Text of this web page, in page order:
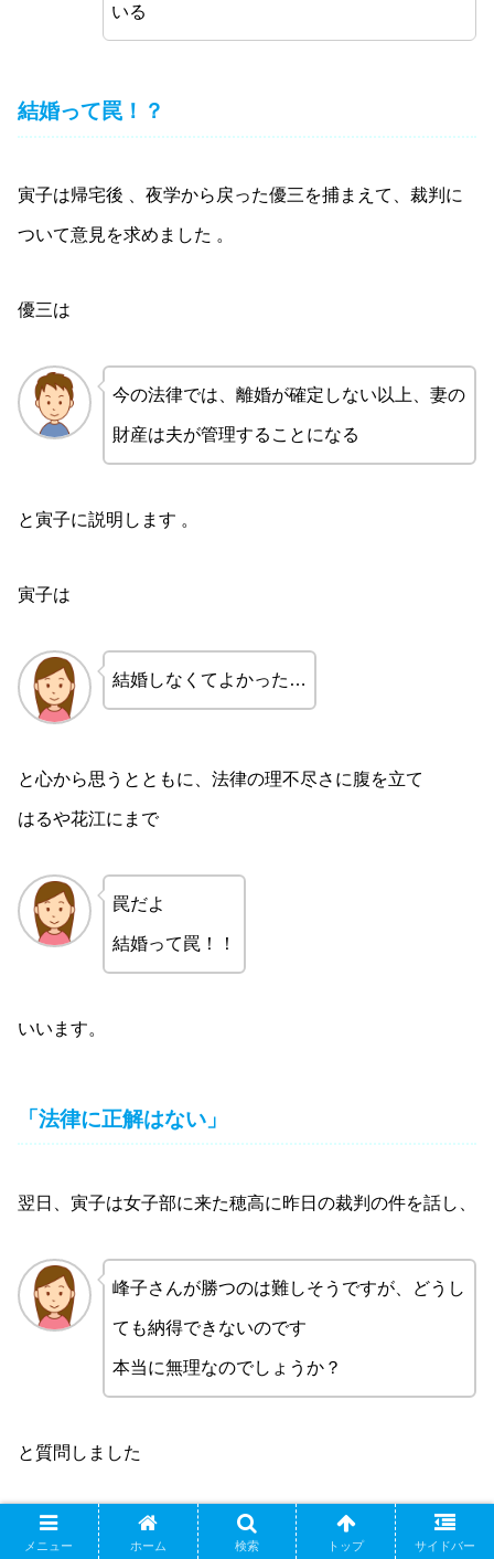
いる
結婚って罠！？
寅子は帰宅後 、夜学から戻った優三を捕まえて、裁判に
ついて意見を求めました 。
優三は
今の法律では、離婚が確定しない以上、妻の
財産は夫が管理することになる
と寅子に説明します 。
寅子は
結婚しなくてよかった…
と心から思うとともに、法律の理不尽さに腹を立て
はるや花江にまで
罠だよ
結婚って罠！！
いいます。
「法律に正解はない」
翌日、寅子は女子部に来た穂高に昨日の裁判の件を話し、
峰子さんが勝つのは難しそうですが、どうし
ても納得できないのです
本当に無理なのでしょうか？
と質問しました
さあ どうだろう
メニュー ホーム 検索 トップ サイドバー